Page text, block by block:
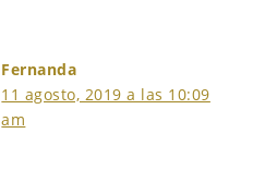
Fernanda
11 agosto, 2019 a las 10:09
am